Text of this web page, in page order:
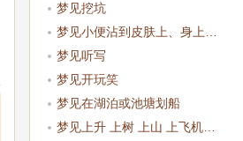
梦见挖坑
梦见小便沾到皮肤上、身上…
梦见听写
梦见开玩笑
梦见在湖泊或池塘划船
梦见上升 上树 上山 上飞机…